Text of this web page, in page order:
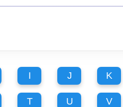
I J K
T U V